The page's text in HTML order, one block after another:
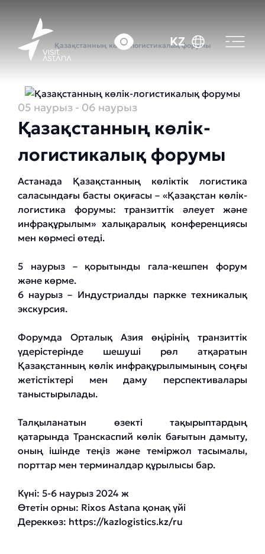
KZ
Оқиғалар күнтізбесі
Қазақстанның көлік-логистикалық форумы
05 наурыз - 06 наурыз
Қазақстанның көлік-
логистикалық форумы
Астанада Қазақстанның көліктік логистика
саласындағы басты оқиғасы – «Қазақстан көлік-
логистика форумы: транзиттік әлеует және
инфрақұрылым» халықаралық конференциясы
мен көрмесі өтеді.
5 наурыз – қорытынды гала-кешпен форум
және көрме.
6 наурыз – Индустриалды паркке техникалық
экскурсия.
Форумда Орталық Азия өңірінің транзиттік
үдерістерінде шешуші рөл атқаратын
Қазақстанның көлік инфрақұрылымының соңғы
жетістіктері мен даму перспективалары
таныстырылады.
Талқыланатын өзекті тақырыптардың
қатарында Транскаспий көлік бағытын дамыту,
оның ішінде теңіз және теміржол тасымалы,
порттар мен терминалдар құрылысы бар.
Күні: 5-6 наурыз 2024 ж
Өтетін орны: Rixos Astana қонақ үйі
Дереккөз: https://kazlogistics.kz/ru